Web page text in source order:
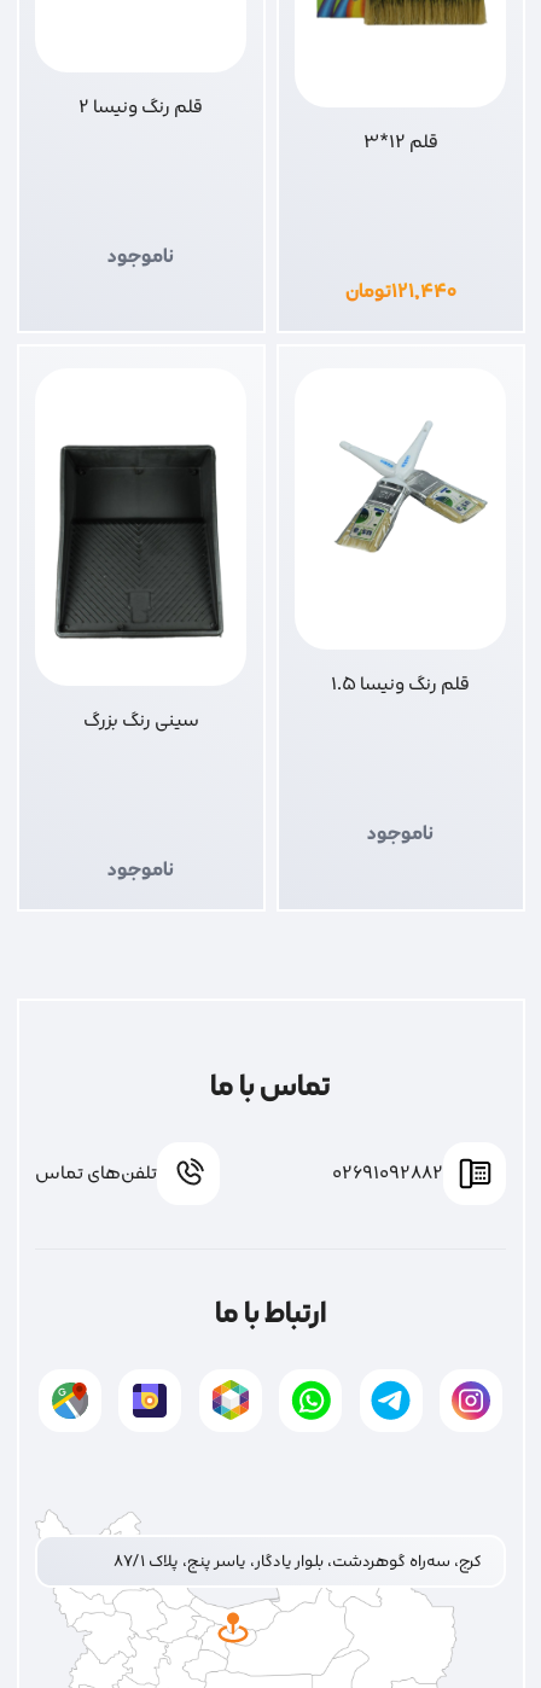
قلم 12*3
۱۲۱,۴۴۰تومان
قلم رنگ ونیسا 2
ناموجود
قلم رنگ ونیسا 1.5
ناموجود
سینی رنگ بزرگ
ناموجود
تماس با ما
02691092882 تلفن‌های تماس
ارتباط با ما
کرج، سه‌راه گوهردشت، بلوار یادگار، یاسر پنج، پلاک ۸۷/۱